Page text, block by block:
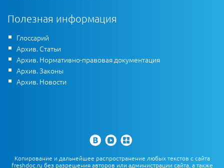
Полезная информация
Глоссарий
Архив. Статьи
Архив. Нормативно-правовая документация
Архив. Законы
Архив. Новости
Копирование и дальнейшее распространение любых текстов с сайта
freshdoc.ru без разрешения авторов или администрации сайта, а также